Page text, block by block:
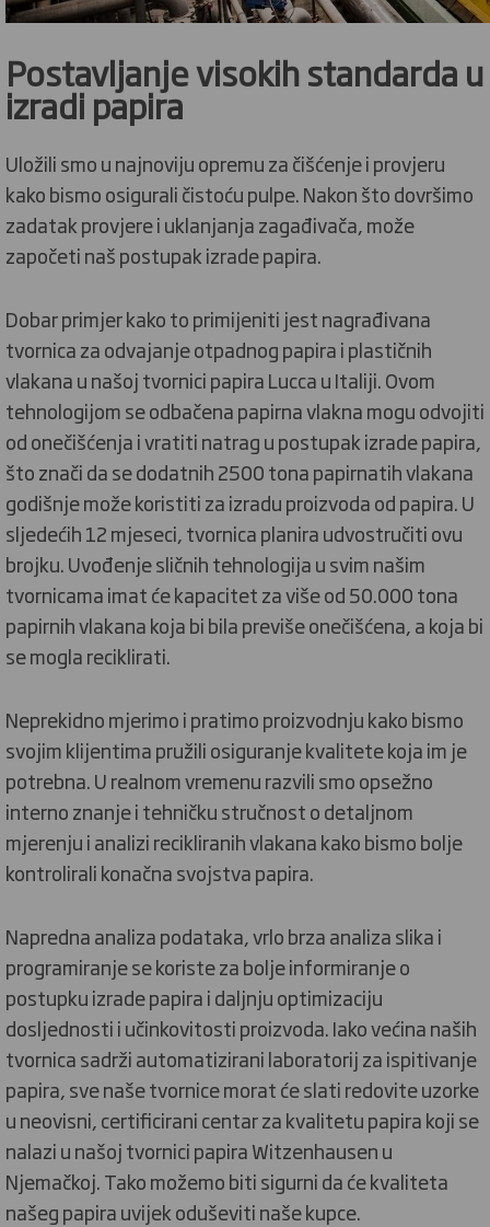
Postavljanje visokih standarda u
izradi papira
Uložili smo u najnoviju opremu za čišćenje i provjeru
kako bismo osigurali čistoću pulpe. Nakon što dovršimo
zadatak provjere i uklanjanja zagađivača, može
započeti naš postupak izrade papira.
Dobar primjer kako to primijeniti jest nagrađivana
tvornica za odvajanje otpadnog papira i plastičnih
vlakana u našoj tvornici papira Lucca u Italiji. Ovom
tehnologijom se odbačena papirna vlakna mogu odvojiti
od onečišćenja i vratiti natrag u postupak izrade papira,
što znači da se dodatnih 2500 tona papirnatih vlakana
godišnje može koristiti za izradu proizvoda od papira. U
sljedećih 12 mjeseci, tvornica planira udvostručiti ovu
brojku. Uvođenje sličnih tehnologija u svim našim
tvornicama imat će kapacitet za više od 50.000 tona
papirnih vlakana koja bi bila previše onečišćena, a koja bi
se mogla reciklirati.
Neprekidno mjerimo i pratimo proizvodnju kako bismo
svojim klijentima pružili osiguranje kvalitete koja im je
potrebna. U realnom vremenu razvili smo opsežno
interno znanje i tehničku stručnost o detaljnom
mjerenju i analizi recikliranih vlakana kako bismo bolje
kontrolirali konačna svojstva papira.
Napredna analiza podataka, vrlo brza analiza slika i
programiranje se koriste za bolje informiranje o
postupku izrade papira i daljnju optimizaciju
dosljednosti i učinkovitosti proizvoda. Iako većina naših
tvornica sadrži automatizirani laboratorij za ispitivanje
papira, sve naše tvornice morat će slati redovite uzorke
u neovisni, certificirani centar za kvalitetu papira koji se
nalazi u našoj tvornici papira Witzenhausen u
Njemačkoj. Tako možemo biti sigurni da će kvaliteta
našeg papira uvijek oduševiti naše kupce.